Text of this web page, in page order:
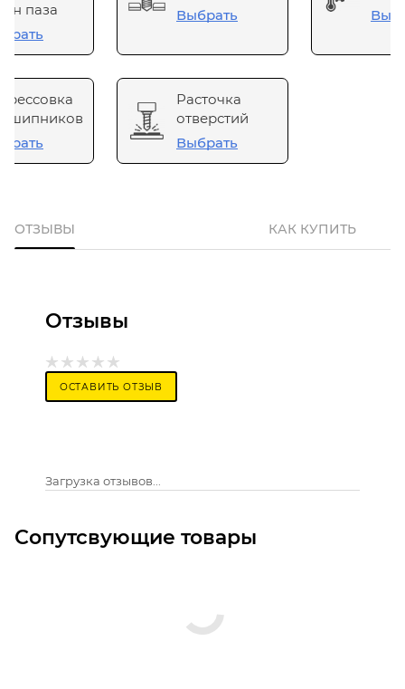
паза
Выбрать
Расточка
отверстий
Выбрать
ОТЗЫВЫ КАК КУПИТЬ
Отзывы
ОСТАВИТЬ ОТЗЫВ
Загрузка отзывов...
Сопутсвующие товары